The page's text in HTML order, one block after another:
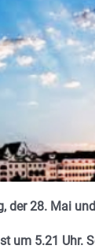
der 28. Mai
um 5.21 Uhr.